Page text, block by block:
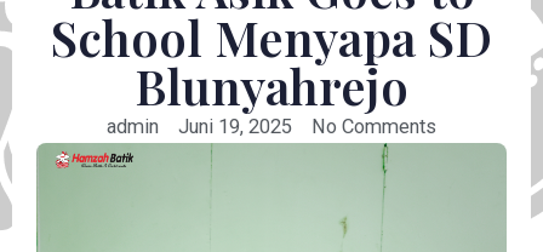
School Menyapa SD
Blunyahrejo
admin Juni 19, 2025 No Comments